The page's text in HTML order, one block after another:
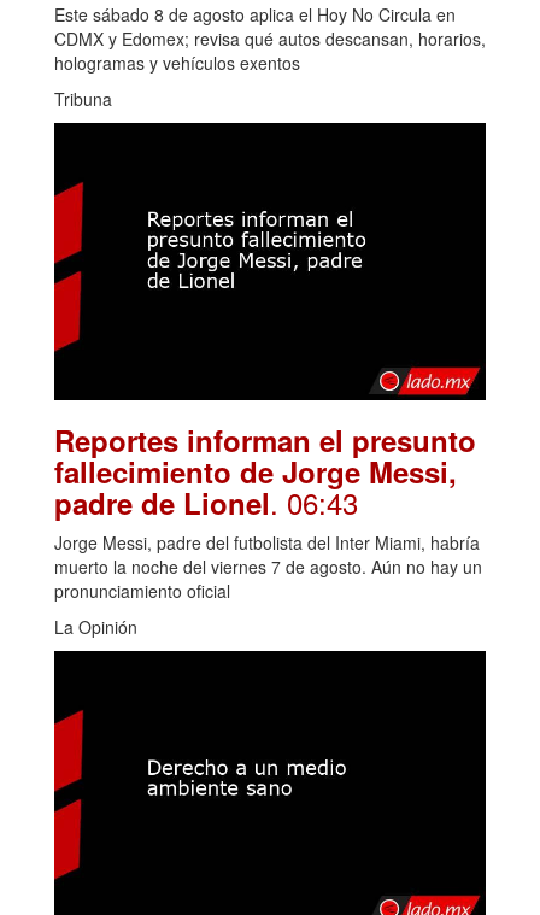
Este sábado 8 de agosto aplica el Hoy No Circula en
CDMX y Edomex; revisa qué autos descansan, horarios,
hologramas y vehículos exentos
Tribuna
Reportes informan el presunto
fallecimiento de Jorge Messi,
padre de Lionel. 06:43
Jorge Messi, padre del futbolista del Inter Miami, habría
muerto la noche del viernes 7 de agosto. Aún no hay un
pronunciamiento oficial
La Opinión